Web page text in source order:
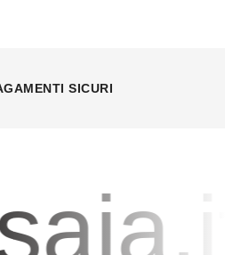
SICURI